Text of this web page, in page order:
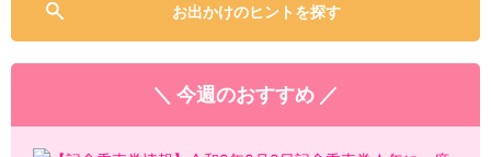
お出かけのヒントを探す
＼ 今週のおすすめ ／